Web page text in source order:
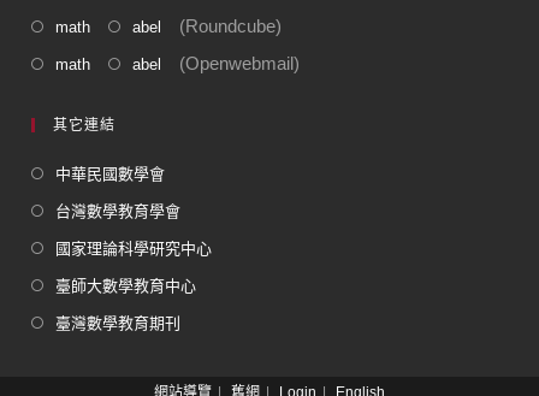
math abel (Roundcube)
math abel (Openwebmail)
其它連結
中華民國數學會
台灣數學教育學會
國家理論科學研究中心
臺師大數學教育中心
臺灣數學教育期刊
網站導覽 舊網 Login English